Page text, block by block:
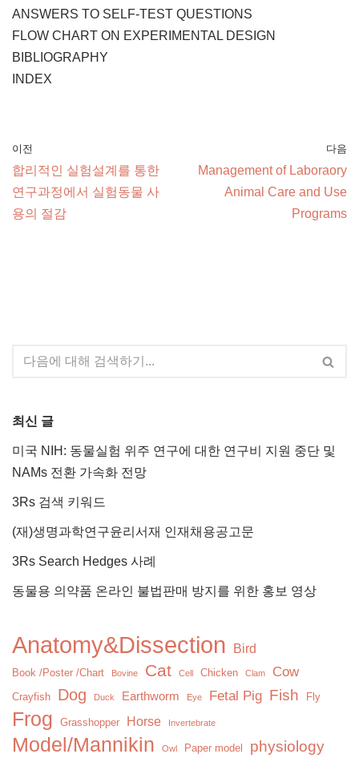
ANSWERS TO SELF-TEST QUESTIONS
FLOW CHART ON EXPERIMENTAL DESIGN
BIBLIOGRAPHY
INDEX
이전
합리적인 실험설계를 통한
연구과정에서 실험동물 사
용의 절감
다음
Management of Laboraory
Animal Care and Use
Programs
최신 글
미국 NIH: 동물실험 위주 연구에 대한 연구비 지원 중단 및
NAMs 전환 가속화 전망
3Rs 검색 키워드
(재)생명과학연구윤리서재 인재채용공고문
3Rs Search Hedges 사례
동물용 의약품 온라인 불법판매 방지를 위한 홍보 영상
Anatomy&Dissection Bird
Book /Poster /Chart Bovine Cat Cell Chicken Clam Cow
Crayfish Dog Duck Earthworm Eye Fetal Pig Fish Fly
Frog Grasshopper Horse Invertebrate
Model/Mannikin Owl Paper model physiology